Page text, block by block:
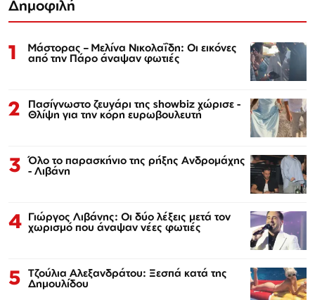
Δημοφιλή
1 Μάστορας – Μελίνα Νικολαΐδη: Οι εικόνες
από την Πάρο άναψαν φωτιές
2 Πασίγνωστο ζευγάρι της showbiz χώρισε -
Θλίψη για την κόρη ευρωβουλευτή
3 Όλο το παρασκήνιο της ρήξης Ανδρομάχης
- Λιβάνη
4 Γιώργος Λιβάνης: Οι δύο λέξεις μετά τον
χωρισμό που άναψαν νέες φωτιές
5 Τζούλια Αλεξανδράτου: Ξεσπά κατά της
Δημουλίδου